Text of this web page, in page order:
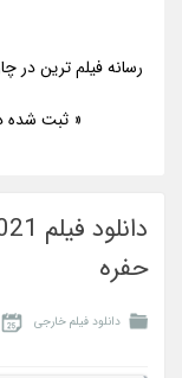
رسانه فیلم ترین در
« ثبت شده
حفره
دانلود فیلم خارجی